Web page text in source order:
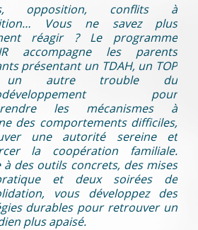
opposition, conflits à
Vous ne savez plus
réagir ? Le programme
accompagne les parents
présentant un TDAH, un TOP
autre trouble du
pour
les mécanismes à
des comportements difficiles,
une autorité sereine et
la coopération familiale.
à des outils concrets, des mises
et deux soirées de
vous développez des
durables pour retrouver un
plus apaisé.